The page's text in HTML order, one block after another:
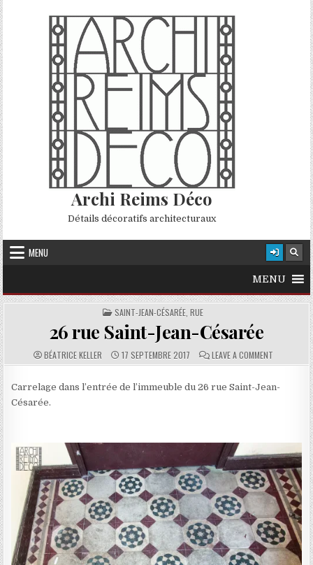
Skip to content
Archi Reims Déco
Détails décoratifs architecturaux
MENU
MENU
POSTED IN
SAINT-JEAN-CÉSARÉE, RUE
26 rue Saint-Jean-Césarée
AUTHOR:
BÉATRICE KELLER PUBLISHED DATE:
17 SEPTEMBRE 2017 COMMENTS:
LEAVE A COMMENTON 26 RUE
Carrelage dans l’entrée de l’immeuble du 26 rue Saint-Jean-
Césarée.